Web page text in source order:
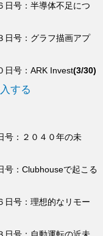
日号：ARK Invest(3/30)
日号：グラフ描画アプ
日号：半導体不足につ
する
日号：理想的なリモー
号：Clubhouseで起こる
号：２０４０年の未